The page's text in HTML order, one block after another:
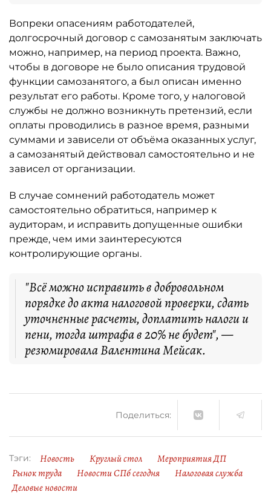
Вопреки опасениям работодателей,
долгосрочный договор с самозанятым заключать
можно, например, на период проекта. Важно,
чтобы в договоре не было описания трудовой
функции самозанятого, а был описан именно
результат его работы. Кроме того, у налоговой
службы не должно возникнуть претензий, если
оплаты проводились в разное время, разными
суммами и зависели от объёма оказанных услуг,
а самозанятый действовал самостоятельно и не
зависел от организации.
В случае сомнений работодатель может
самостоятельно обратиться, например к
аудиторам, и исправить допущенные ошибки
прежде, чем ими заинтересуются
контролирующие органы.
"Всё можно исправить в добровольном
порядке до акта налоговой проверки, сдать
уточненные расчеты, доплатить налоги и
пени, тогда штрафа в 20% не будет", —
резюмировала Валентина Мейсак.
Поделиться:
Тэги: Новость Круглый стол
Мероприятия ДП
Рынок труда
Новости СПб сегодня
Налоговая служба
Деловые новости